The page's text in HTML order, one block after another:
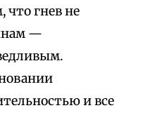
что гнев не
—
и все